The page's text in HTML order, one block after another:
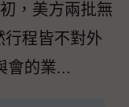
，美方兩批無
行程皆不對外
會的業...